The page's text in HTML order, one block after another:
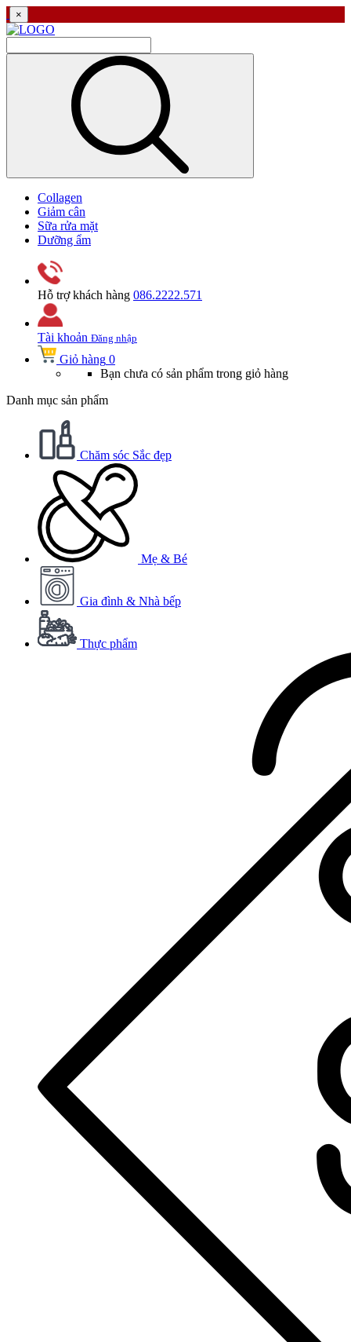
×
Collagen
Giảm cân
Sữa rửa mặt
Dưỡng ẩm
Hỗ trợ khách hàng 086.2222.571
Tài khoản Đăng nhập
Giỏ hàng 0
Bạn chưa có sản phẩm trong giỏ hàng
Danh mục sản phẩm
Chăm sóc Sắc đẹp
Mẹ & Bé
Gia đình & Nhà bếp
Thực phẩm